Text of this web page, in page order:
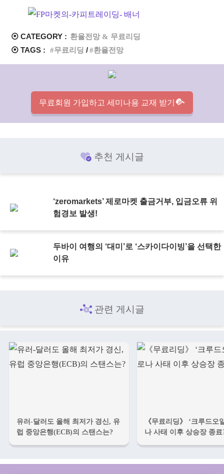
⦿ CATEGORY : 환율전망 & 무료리딩
⦿ TAGS :
무료리딩 환율전망
무료회원 가입하고 세미나용 교재 받기
추천 게시글
‘zeromarkets’ 제로마켓 출금거부, 입금오류 위
험경보 발생!
두바이 여행의 ‘대미’로 ‘스카이다이빙’을 선택한
이유
관련 게시글
유러-달러도 올해 최저가 경신, 유
럽 중앙은행(ECB)의 스탠스는?
《무료리딩》 ‘크루드오
나 사태 이후 상승장 종료